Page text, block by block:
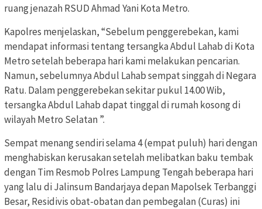
ruang jenazah RSUD Ahmad Yani Kota Metro.
Kapolres menjelaskan, “Sebelum penggerebekan, kami
mendapat informasi tentang tersangka Abdul Lahab di Kota
Metro setelah beberapa hari kami melakukan pencarian.
Namun, sebelumnya Abdul Lahab sempat singgah di Negara
Ratu. Dalam penggerebekan sekitar pukul 14.00 Wib,
tersangka Abdul Lahab dapat tinggal di rumah kosong di
wilayah Metro Selatan ”.
Sempat menang sendiri selama 4 (empat puluh) hari dengan
menghabiskan kerusakan setelah melibatkan baku tembak
dengan Tim Resmob Polres Lampung Tengah beberapa hari
yang lalu di Jalinsum Bandarjaya depan Mapolsek Terbanggi
Besar, Residivis obat-obatan dan pembegalan (Curas) ini